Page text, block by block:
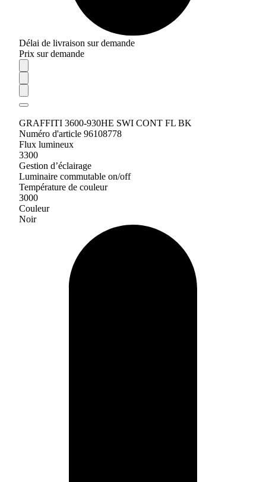
Délai de livraison sur demande
Prix sur demande
GRAFFITI 3600-930HE SWI CONT FL BK
Numéro d'article 96108778
Flux lumineux
3300
Gestion d’éclairage
Luminaire commutable on/off
Température de couleur
3000
Couleur
Noir